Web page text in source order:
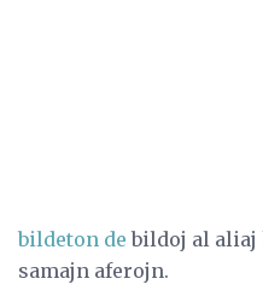
bildeton de bildoj al aliaj
samajn aferojn.